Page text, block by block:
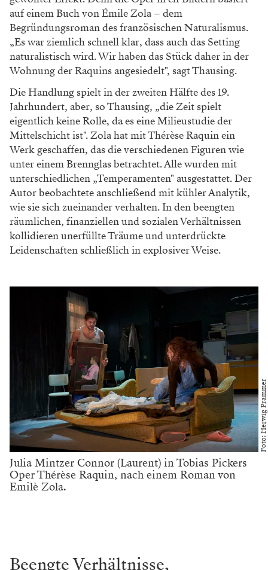
auf einem Buch von Émile Zola – dem
Begründungsroman des französischen Naturalismus.
„Es war ziemlich schnell klar, dass auch das Setting
naturalistisch wird. Wir haben das Stück daher in der
Wohnung der Raquins angesiedelt", sagt Thausing.
Die Handlung spielt in der zweiten Hälfte des 19.
Jahrhundert, aber, so Thausing, „die Zeit spielt
eigentlich keine Rolle, da es eine Milieustudie der
Mittelschicht ist". Zola hat mit Thérèse Raquin ein
Werk geschaffen, das die verschiedenen Figuren wie
unter einem Brennglas betrachtet. Alle wurden mit
unterschiedlichen „Temperamenten" ausgestattet. Der
Autor beobachtete anschließend mit kühler Analytik,
wie sie sich zueinander verhalten. In den beengten
räumlichen, finanziellen und sozialen Verhältnissen
kollidieren unerfüllte Träume und unterdrückte
Leidenschaften schließlich in explosiver Weise.
Foto: Herwig Prammer
Julia Mintzer Connor (Laurent) in Tobias Pickers
Oper Thérèse Raquin, nach einem Roman von
Emilè Zola.
Beengte Verhältnisse,